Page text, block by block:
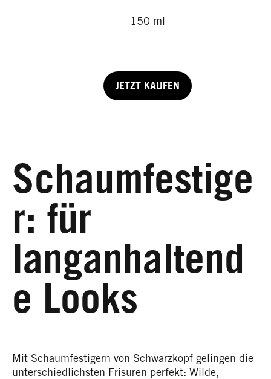
150 ml
JETZT KAUFEN
Schaumfestige
r: für
langanhaltend
e Looks
Mit Schaumfestigern von Schwarzkopf gelingen die
unterschiedlichsten Frisuren perfekt: Wilde,